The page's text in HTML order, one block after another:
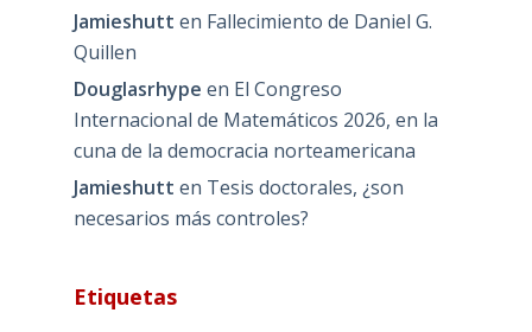
Jamieshutt en Fallecimiento de Daniel G.
Quillen
Douglasrhype en El Congreso
Internacional de Matemáticos 2026, en la
cuna de la democracia norteamericana
Jamieshutt en Tesis doctorales, ¿son
necesarios más controles?
Etiquetas